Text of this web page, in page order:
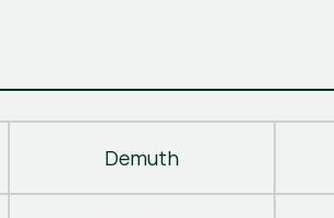
Demuth